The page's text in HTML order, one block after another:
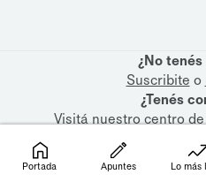
¿No
Suscribite o
¿Tenés
Visitá nuestrocentro
Portada Apuntes Lo más